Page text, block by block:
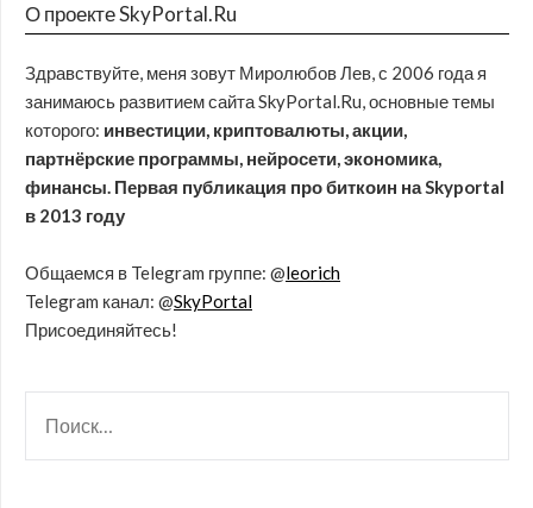
О проекте SkyPortal.Ru
Здравствуйте, меня зовут Миролюбов Лев, с 2006 года я
занимаюсь развитием сайта SkyPortal.Ru, основные темы
которого: инвестиции, криптовалюты, акции,
партнёрские программы, нейросети, экономика,
финансы. Первая публикация про биткоин на Skyportal
в 2013 году
Общаемся в Telegram группе: @leorich
Telegram канал: @SkyPortal
Присоединяйтесь!